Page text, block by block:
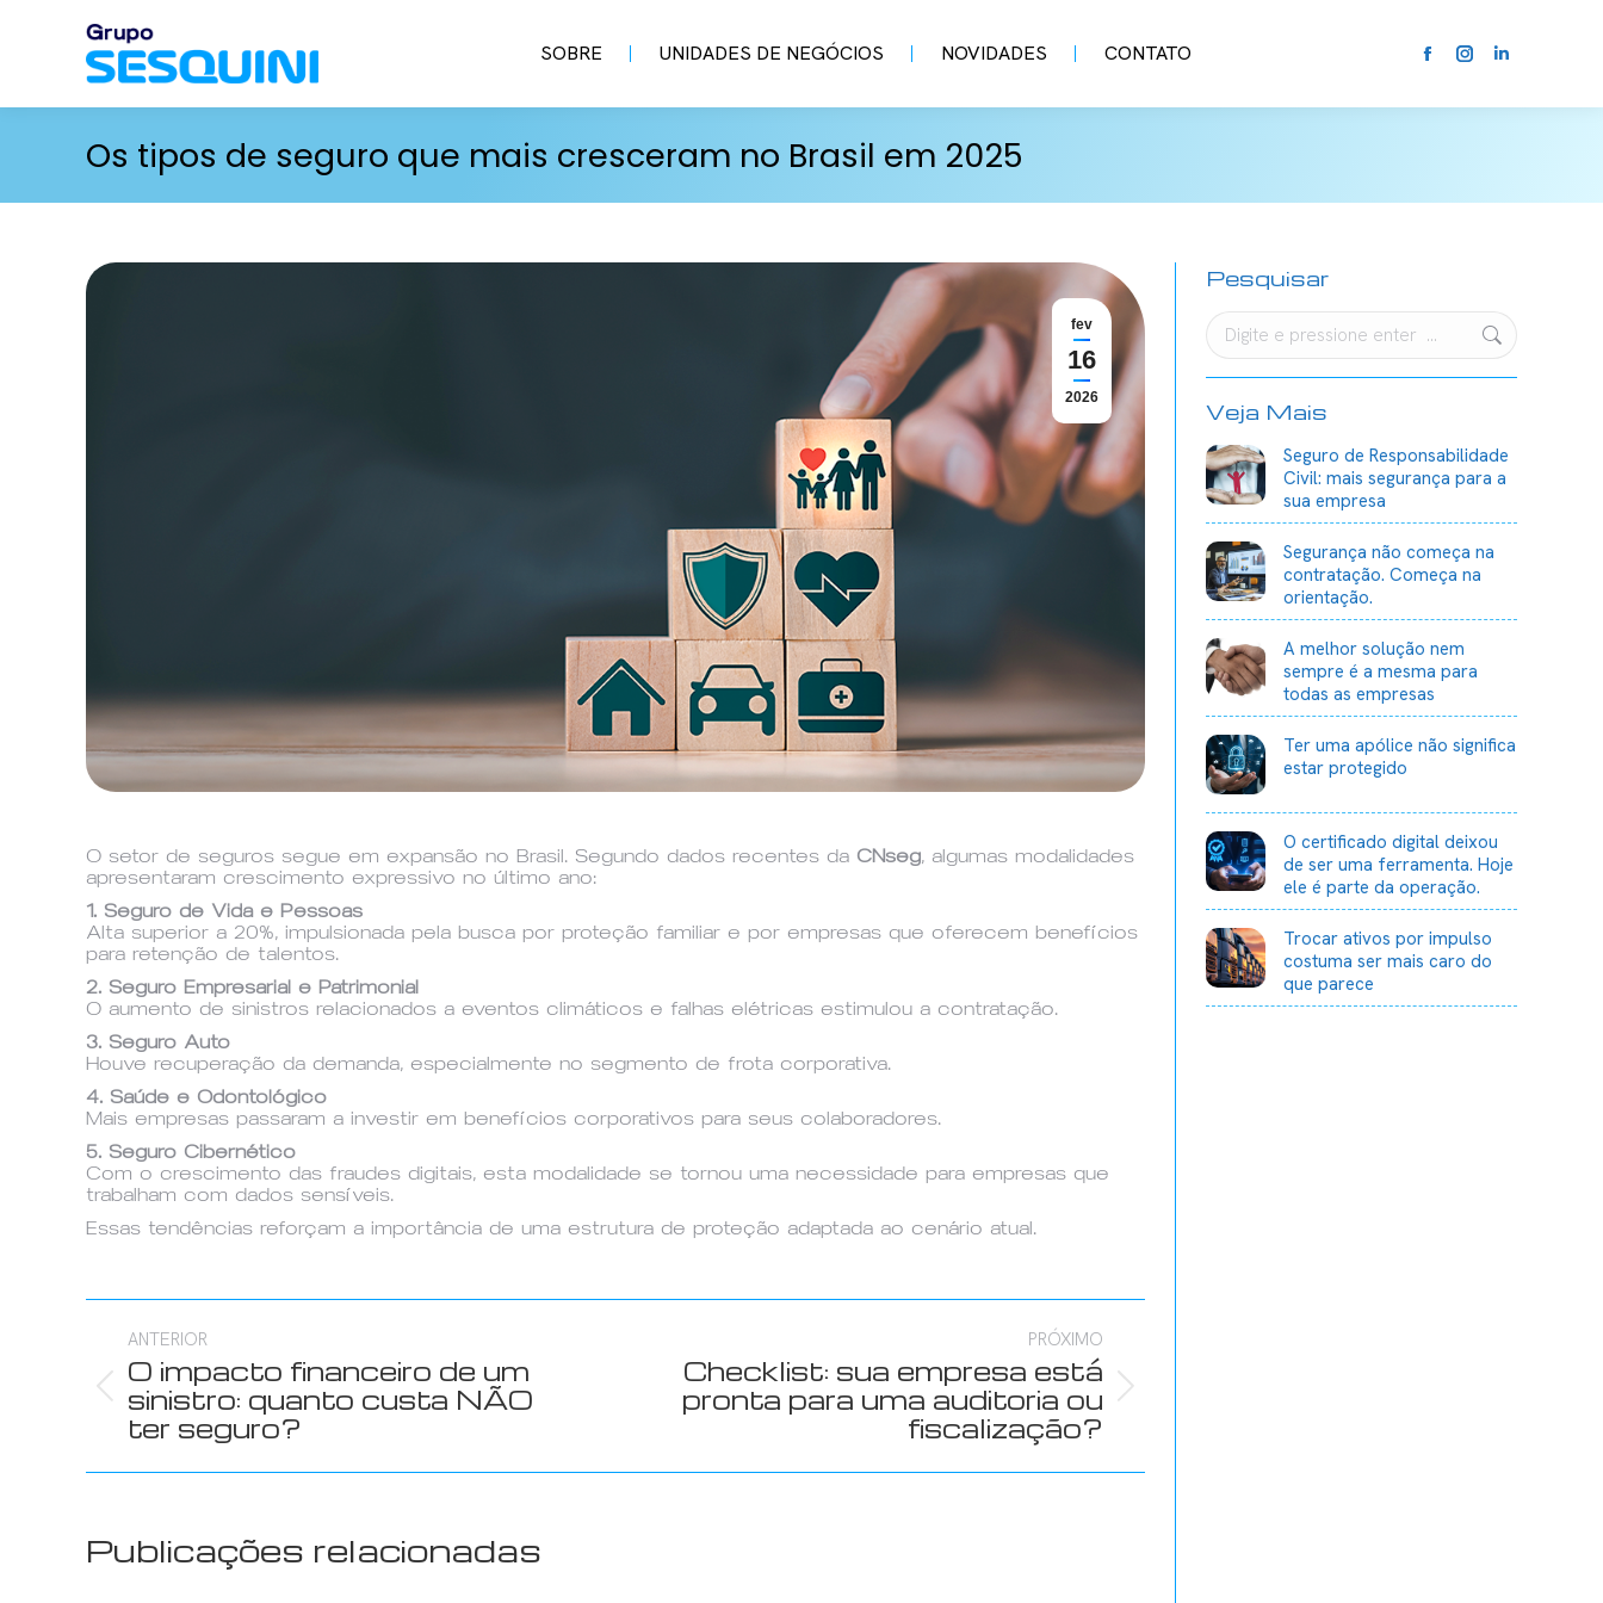
SOBRE UNIDADES DE NEGÓCIOS NOVIDADES CONTATO
Facebook
Instagram
Linkedin
Os tipos de seguro que mais cresceram no Brasil em 2025
fev
16
2026
O setor de seguros segue em expansão no Brasil. Segundo dados recentes da CNseg, algumas modalidades
apresentaram crescimento expressivo no último ano:
1. Seguro de Vida e Pessoas
Alta superior a 20%, impulsionada pela busca por proteção familiar e por empresas que oferecem benefícios
para retenção de talentos.
2. Seguro Empresarial e Patrimonial
O aumento de sinistros relacionados a eventos climáticos e falhas elétricas estimulou a contratação.
3. Seguro Auto
Houve recuperação da demanda, especialmente no segmento de frota corporativa.
4. Saúde e Odontológico
Mais empresas passaram a investir em benefícios corporativos para seus colaboradores.
5. Seguro Cibernético
Com o crescimento das fraudes digitais, esta modalidade se tornou uma necessidade para empresas que
trabalham com dados sensíveis.
Essas tendências reforçam a importância de uma estrutura de proteção adaptada ao cenário atual.
Navegação
de
post:
ANTERIOR
Post
anterior:
O impacto financeiro de um
sinistro: quanto custa NÃO
ter seguro?
PRÓXIMO
Próximo
post:
Checklist: sua empresa está
pronta para uma auditoria ou
fiscalização?
Publicações relacionadas
Pesquisar
Search:
Veja Mais
Seguro de Responsabilidade
Civil: mais segurança para a
sua empresa
Segurança não começa na
contratação. Começa na
orientação.
A melhor solução nem
sempre é a mesma para
todas as empresas
Ter uma apólice não significa
estar protegido
O certificado digital deixou
de ser uma ferramenta. Hoje
ele é parte da operação.
Trocar ativos por impulso
costuma ser mais caro do
que parece